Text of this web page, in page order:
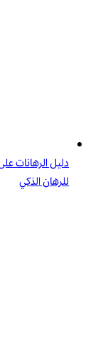
دليل الرهانات
للرهان الذكي